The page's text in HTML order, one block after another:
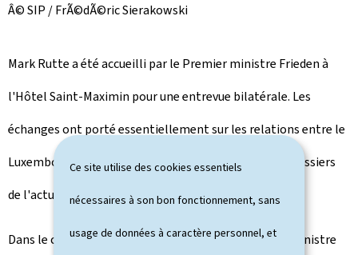
Ce site utilise des cookies essentiels
nécessaires à son bon fonctionnement, sans
usage de données à caractère personnel, et
Â© SIP / FrÃ©dÃ©ric Sierakowski
Mark Rutte a été accueilli par le Premier ministre Frieden à
l'Hôtel Saint-Maximin pour une entrevue bilatérale. Les
échanges ont porté essentiellement sur les relations entre le
Luxembourg et les Pays-Bas ainsi que sur les grands dossiers
de l'actualité politique européenne.
Dans le cadre d'une cérémonie officielle, le Premier ministre